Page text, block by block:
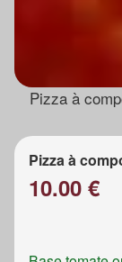
Pizza à
Pizza à
10.00 €